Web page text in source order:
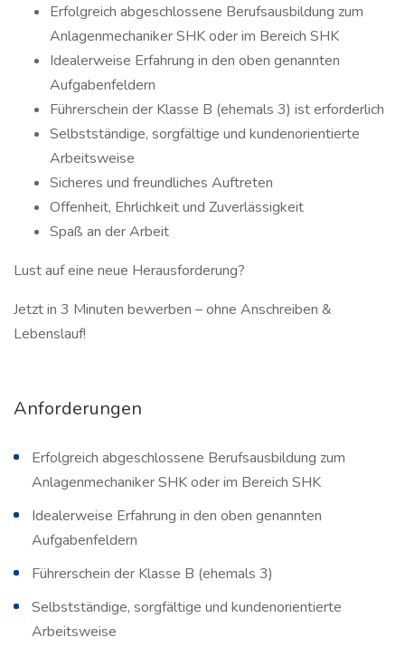
Erfolgreich abgeschlossene Berufsausbildung zum
Anlagenmechaniker SHK oder im Bereich SHK
Idealerweise Erfahrung in den oben genannten
Aufgabenfeldern
Führerschein der Klasse B (ehemals 3) ist erforderlich
Selbstständige, sorgfältige und kundenorientierte
Arbeitsweise
Sicheres und freundliches Auftreten
Offenheit, Ehrlichkeit und Zuverlässigkeit
Spaß an der Arbeit
Lust auf eine neue Herausforderung?
Jetzt in 3 Minuten bewerben – ohne Anschreiben &
Lebenslauf!
Anforderungen
Erfolgreich abgeschlossene Berufsausbildung zum
Anlagenmechaniker SHK oder im Bereich SHK
Idealerweise Erfahrung in den oben genannten
Aufgabenfeldern
Führerschein der Klasse B (ehemals 3)
Selbstständige, sorgfältige und kundenorientierte
Arbeitsweise